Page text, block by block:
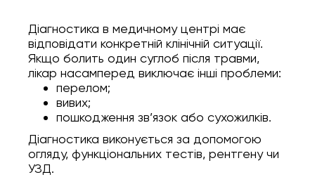
Діагностика в медичному центрі має
відповідати конкретній клінічній ситуації.
Якщо болить один суглоб після травми,
лікар насамперед виключає інші проблеми:
перелом;
вивих;
пошкодження зв’язок або сухожилків.
Діагностика виконується за допомогою
огляду, функціональних тестів, рентгену чи
УЗД.